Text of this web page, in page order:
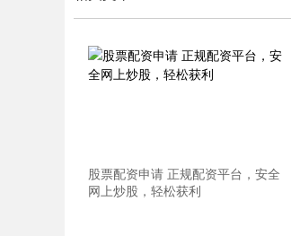
股票配资申请 正规配资平台，安全
网上炒股，轻松获利